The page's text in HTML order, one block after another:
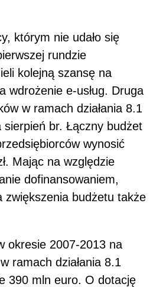
którym nie udało się
rundzie
kolejną szansę na
wdrożenie e-usług. Druga
w ramach działania 8.1
sierpień br. Łączny budżet
wynosić
Mając na względzie
dofinansowaniem,
zwiększenia budżetu także
okresie 2007-2013 na
ramach działania 8.1
390 mln euro. O dotację